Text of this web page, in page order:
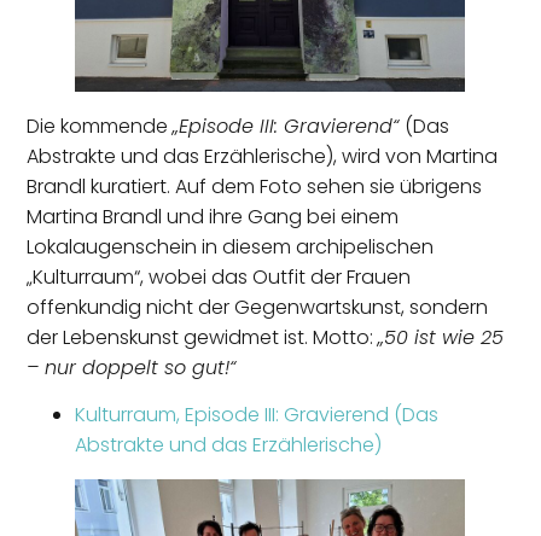
Die kommende„Episode III: Gravierend“ (Das
Abstrakte und das Erzählerische), wird von Martina
Brandl kuratiert. Auf dem Foto sehen sie übrigens
Martina Brandl und ihre Gang bei einem
Lokalaugenschein in diesem archipelischen
„Kulturraum“, wobei das Outfit der Frauen
offenkundig nicht der Gegenwartskunst, sondern
der Lebenskunst gewidmet ist. Motto:„50 ist wie 25
– nur doppelt so gut!“
Kulturraum, Episode III: Gravierend (Das
Abstrakte und das Erzählerische)